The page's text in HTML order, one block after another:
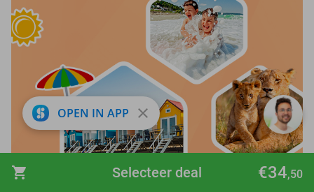
shopping_cart €34,50
Selecteer deal favorite_border
OPEN IN APP close